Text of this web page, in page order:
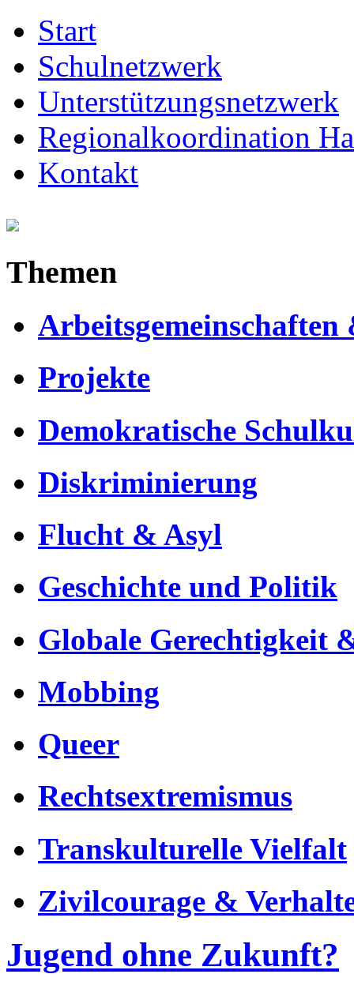
Start
Schulnetzwerk
Unterstützungsnetzwerk
Regionalkoordination
Kontakt
Themen
Arbeitsgemeinschaften
Projekte
Demokratische
Diskriminierung
Flucht & Asyl
Geschichte und Politik
Globale Gerechtigkeit
Mobbing
Queer
Rechtsextremismus
Transkulturelle Vielfalt
Zivilcourage &
Jugend ohne Zukunft?